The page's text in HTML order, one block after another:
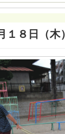
１８日（木